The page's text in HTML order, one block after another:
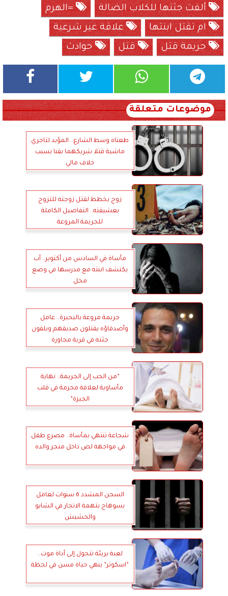
ألقت جثتها للكلاب الضالة
=الهرم
ام تقتل ابنتها
علاقة غير شرعية
جريمة قتل
قتل حوادث
موضوعات متعلقة
طعناه وسط الشارع.. المؤبد لتاجري
ماشية قتلا شريكهما بقنا بسبب
خلاف مالي
زوج يخطط لقتل زوجته للتزوج
بعشيقته.. التفاصيل الكاملة
للجريمة المروعة
مأساة في السادس من أكتوبر.. أب
يكتشف ابنته مع مدرسها في وضع
مخل
جريمة مروعة بالبحيرة.. عامل
وأصدقاؤه يقتلون صديقهم ويلقون
جثته في قرية مجاورة
”من الحب إلى الجريمة.. نهاية
مأساوية لعلاقة محرمة في قلب
الجيزة”
شجاعة تنتهي بمأساة.. مصرع طفل
في مواجهة لص داخل متجر والده
السجن المشدد 6 سنوات لعامل
بسوهاج بتهمة الاتجار في الشابو
والحشيش
لعبة بريئة تتحول إلى أداة موت..
”اسكوتر” ينهي حياة مسن في لحظة